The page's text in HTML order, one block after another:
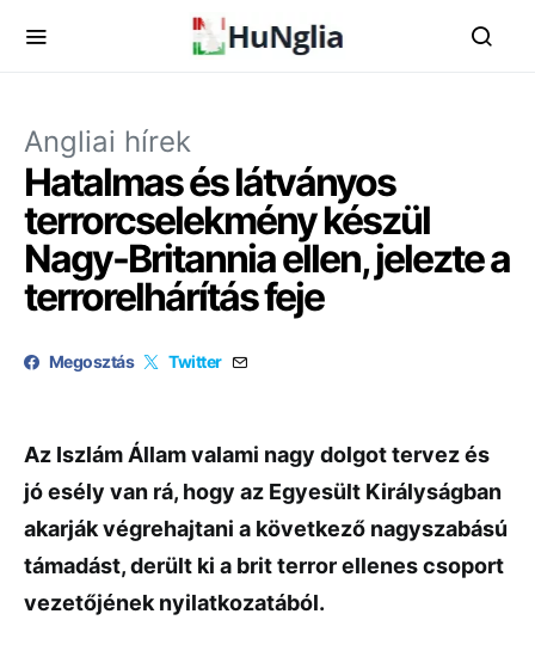
Angliai hírek
Hatalmas és látványos
terrorcselekmény készül
Nagy-Britannia ellen, jelezte a
terrorelhárítás feje
Megosztás Twitter
Az Iszlám Állam valami nagy dolgot tervez és
jó esély van rá, hogy az Egyesült Királyságban
akarják végrehajtani a következő nagyszabású
támadást, derült ki a brit terror ellenes csoport
vezetőjének nyilatkozatából.